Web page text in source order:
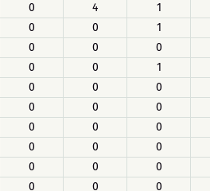
0 4
1
0 0
1
0 0
0
0 0
1
0 0
0
0 0
0
0 0
0
0 0
0
0 0
0
0 0
0